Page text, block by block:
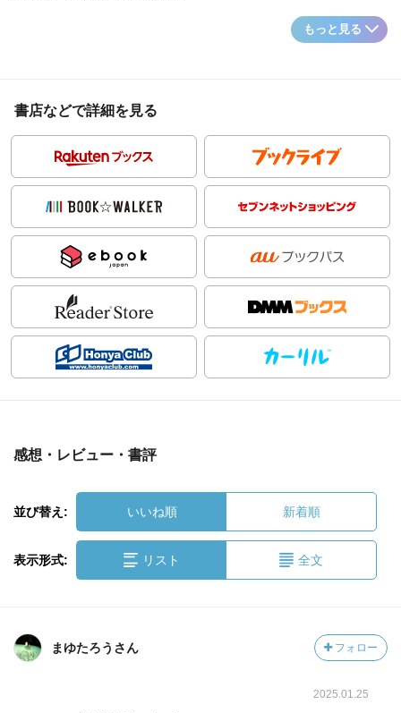
もっと見る
書店などで詳細を見る
感想・レビュー・書評
並び替え: いいね順 新着順
表示形式: リスト 全文
まゆたろうさん フォロー
2025.01.25